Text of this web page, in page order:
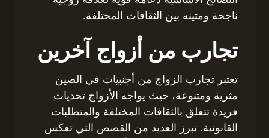
ناجحة ومتينه بين الثقافات المختلفة.
تجارب من أزواج آخرين
تعتبر تجارب الزواج من أجنبيات في الصين
مثرية ومتنوعة، حيث يواجه الأزواج تحديات
فريدة تتعلق بالثقافات المختلفة والمتطلبات
القانونية. تبرز العديد من القصص التي تعكس